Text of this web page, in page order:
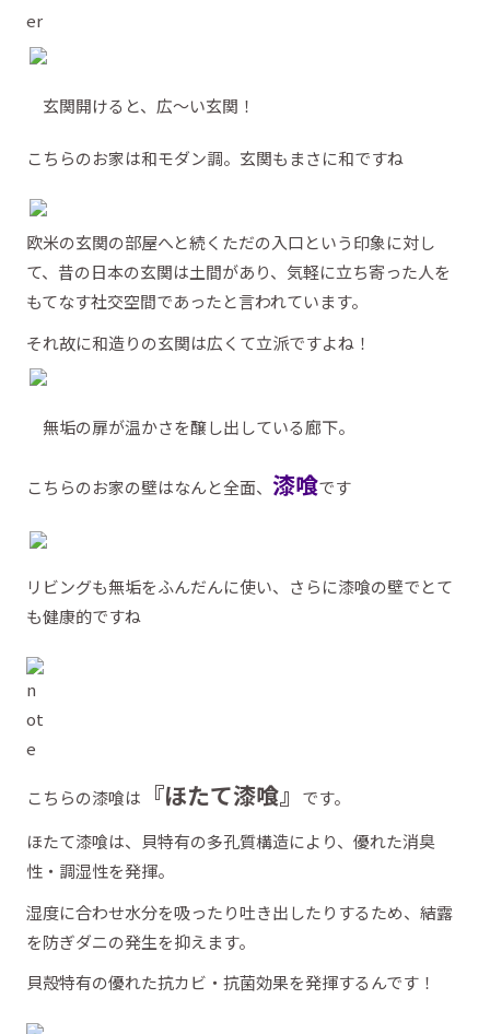
玄関開けると、広～い玄関！
こちらのお家は和モダン調。玄関もまさに和ですね
欧米の玄関の部屋へと続くただの入口という印象に対し
て、昔の日本の玄関は土間があり、気軽に立ち寄った人を
もてなす社交空間であったと言われています。
それ故に和造りの玄関は広くて立派ですよね！
無垢の扉が温かさを醸し出している廊下。
こちらのお家の壁はなんと全面、 漆喰です
リビングも無垢をふんだんに使い、さらに漆喰の壁でとて
も健康的ですね
こちらの漆喰は 『ほたて漆喰』
です。
ほたて漆喰は、貝特有の多孔質構造により、優れた消臭
性・調湿性を発揮。
湿度に合わせ水分を吸ったり吐き出したりするため、結露
を防ぎダニの発生を抑えます。
貝殻特有の優れた抗カビ・抗菌効果を発揮するんです！